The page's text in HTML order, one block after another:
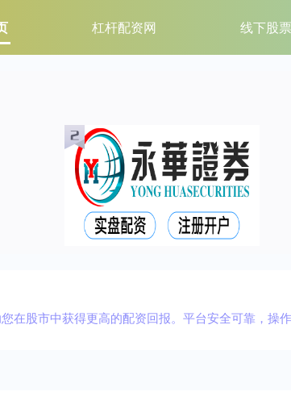
杠杆配资网 线下股
在股市中获得更高的配资回报。平台安全可靠，操